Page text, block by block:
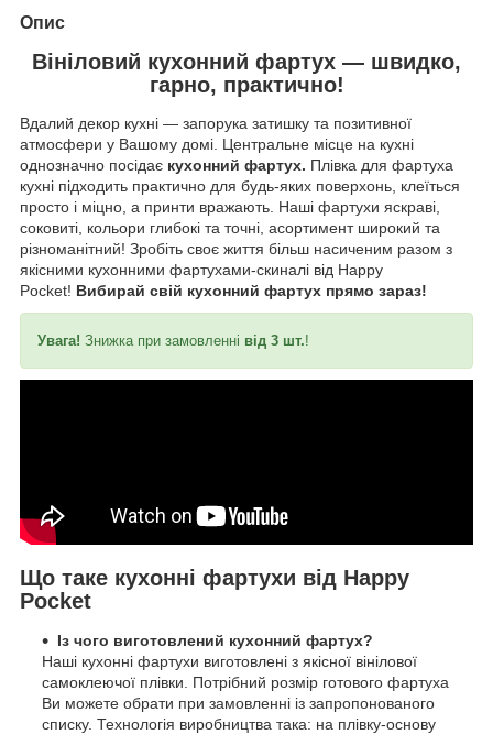
Опис
Вініловий кухонний фартух — швидко,
гарно, практично!
Вдалий декор кухні — запорука затишку та позитивної
атмосфери у Вашому домі. Центральне місце на кухні
однозначно посідає кухонний фартух. Плівка для фартуха
кухні підходить практично для будь-яких поверхонь, клеїться
просто і міцно, а принти вражають. Наші фартухи яскраві,
соковиті, кольори глибокі та точні, асортимент широкий та
різноманітний! Зробіть своє життя більш насиченим разом з
якісними кухонними фартухами-скиналі від Happy
Pocket! Вибирай свій кухонний фартух прямо зараз!
Увага! Знижка при замовленні від 3 шт.!
Що таке кухонні фартухи від Happy
Pocket
Із чого виготовлений кухонний фартух?
Наші кухонні фартухи виготовлені з якісної вінілової
самоклеючої плівки. Потрібний розмір готового фартуха
Ви можете обрати при замовленні із запропонованого
списку. Технологія виробництва така: на плівку-основу